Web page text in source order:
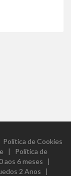
Politica de Cookies
| Política de
aos 6 meses |
2 Anos |